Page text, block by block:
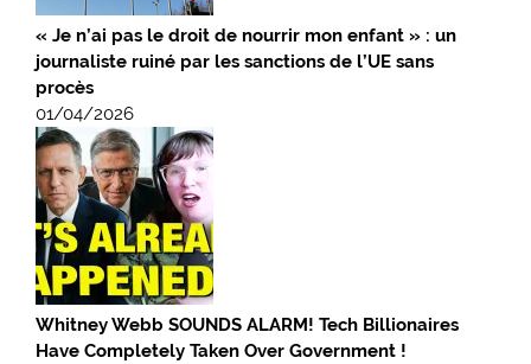
« Je n’ai pas le droit de nourrir mon enfant » : un
journaliste ruiné par les sanctions de l’UE sans
procès
01/04/2026
Whitney Webb SOUNDS ALARM! Tech Billionaires
Have Completely Taken Over Government !